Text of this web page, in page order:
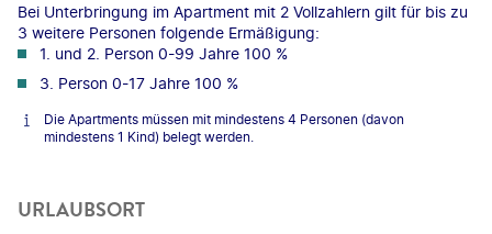
Bei Unterbringung im Apartment mit 2 Vollzahlern gilt für bis zu
3 weitere Personen folgende Ermäßigung:
1. und 2. Person 0-99 Jahre 100 %
3. Person 0-17 Jahre 100 %
Die Apartments müssen mit mindestens 4 Personen (davon
mindestens 1 Kind) belegt werden.
URLAUBSORT